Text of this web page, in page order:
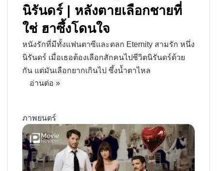
นิรันดร์ | หลังตายเลือกชายที่
ใช่ ฮาซึ้งโดนใจ
หนังรักที่มีทั้งแฟนตาซีและตลก Eternity สามรัก หนึ่ง
นิรันดร์ เมื่อเธอต้องเลือกสักคนไปชีวิตนิรันดร์ด้วย
กัน แต่มันเลือกยากเกินไป ซึ้งน้ำตาไหล
อ่านต่อ »
ภาพยนตร์